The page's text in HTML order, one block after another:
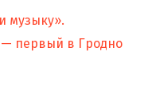
музыку».
первый в Гродно